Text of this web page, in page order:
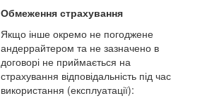
Обмеження страхування
Якщо інше окремо не погоджене
андеррайтером та не зазначено в
договорі не приймається на
страхування відповідальність під час
використання (експлуатації):